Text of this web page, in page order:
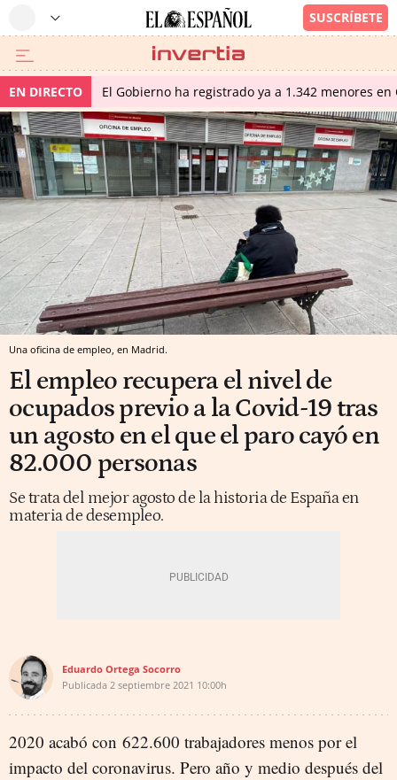
EN DIRECTO El Gobierno ha registrado ya a 1.342 menores
Una oficina de empleo, en Madrid.
El empleo recupera el nivel de
ocupados previo a la Covid-19 tras
un agosto en el que el paro cayó en
82.000 personas
Se trata del mejor agosto de la historia de España en
materia de desempleo.
Eduardo Ortega Socorro
Publicada 2 septiembre 2021 10:00h
2020 acabó con 622.600 trabajadores menos por el
impacto del coronavirus. Pero año y medio después del